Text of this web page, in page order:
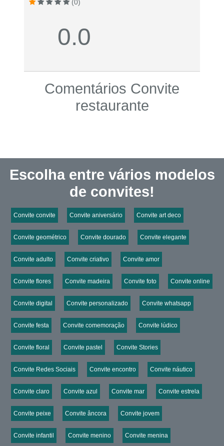
(0)
0.0
Comentários Convite
restaurante
Escolha entre vários modelos
de convites!
Convite convite Convite aniversário Convite art deco
Convite geométrico Convite dourado Convite elegante
Convite adulto Convite criativo Convite amor
Convite flores Convite madeira Convite foto Convite online
Convite digital Convite personalizado Convite whatsapp
Convite festa Convite comemoração Convite lúdico
Convite floral Convite pastel Convite Stories
Convite Redes Sociais Convite encontro Convite náutico
Convite claro Convite azul Convite mar Convite estrela
Convite peixe Convite âncora Convite jovem
Convite infantil Convite menino Convite menina